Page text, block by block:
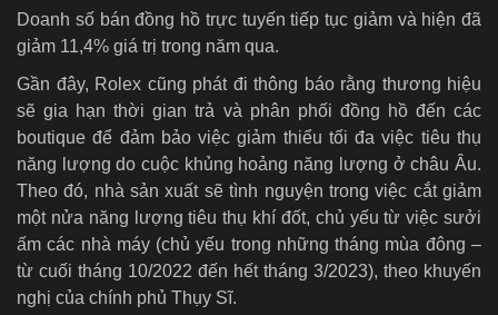
Doanh số bán đồng hồ trực tuyến tiếp tục giảm và hiện đã
giảm 11,4% giá trị trong năm qua.
Gần đây, Rolex cũng phát đi thông báo rằng thương hiệu
sẽ gia hạn thời gian trả và phân phối đồng hồ đến các
boutique để đảm bảo việc giảm thiểu tối đa việc tiêu thụ
năng lượng do cuộc khủng hoảng năng lượng ở châu Âu.
Theo đó, nhà sản xuất sẽ tình nguyện trong việc cắt giảm
một nửa năng lượng tiêu thụ khí đốt, chủ yếu từ việc sưởi
ấm các nhà máy (chủ yếu trong những tháng mùa đông –
từ cuối tháng 10/2022 đến hết tháng 3/2023), theo khuyến
nghị của chính phủ Thụy Sĩ.